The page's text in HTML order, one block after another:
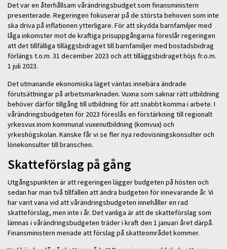
Det var en återhållsam vårändringsbudget som finansministern
presenterade. Regeringen fokuserar på de största behoven som inte
ska driva på inflationen ytterligare. För att skydda barnfamiljer med
låga inkomster mot de kraftiga prisuppgångarna föreslår regeringen
att det tillfälliga tilläggsbidraget till barnfamiljer med bostadsbidrag
förlängs t.o.m. 31 december 2023 och att tilläggsbidraget höjs fr.o.m.
1 juli 2023.
Det utmanande ekonomiska läget väntas innebära ändrade
förutsättningar på arbetsmarknaden. Vuxna som saknar rätt utbildning
behöver därför tillgång till utbildning för att snabbt komma i arbete. I
vårändringsbudgeten för 2023 föreslås en förstärkning till regionalt
yrkesvux inom kommunal vuxenutbildning (komvux) och
yrkeshögskolan. Kanske får vi se fler nya redovisningskonsulter och
lönekonsulter till branschen.
Skatteförslag på gång
Utgångspunkten är att regeringen lägger budgeten på hösten och
sedan har man två tillfällen att ändra budgeten för innevarande år. Vi
har varit vana vid att vårändringsbudgeten innehåller en rad
skatteförslag, men inte i år. Det vanliga är att de skatteförslag som
lämnas i vårändringsbudgeten träder i kraft den 1 januari året därpå.
Finansministern menade att förslag på skatteområdet kommer.